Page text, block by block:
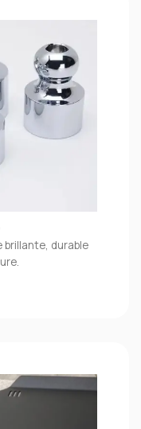
durable